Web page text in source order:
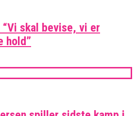
“Vi skal bevise, vi er
hold”